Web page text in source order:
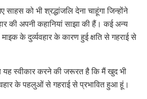
साहस को भी श्रद्धांजलि देना चाहूंगा जिन्होंने
की अपनी कहानियां साझा की हैं। कई अन्य
के दुर्व्यवहार के कारण हुई क्षति से गहराई से
स्वीकार करने की जरूरत है कि मैं खुद भी
के पहलुओं से गहराई से प्रभावित हुआ हूं।